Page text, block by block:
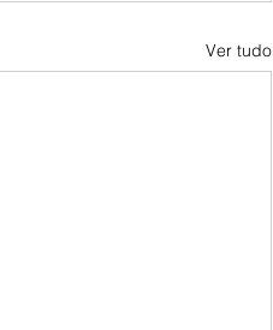
Ver tudo